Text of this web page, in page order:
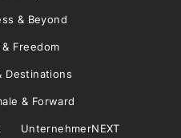
& Beyond
Freedom
Destinations
& Forward
UnternehmerNEXT